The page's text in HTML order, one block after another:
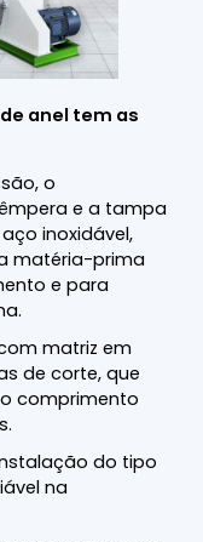
anel tem as
o
e a tampa
inoxidável,
matéria-prima
e para
matriz em
de corte, que
comprimento
do tipo
na